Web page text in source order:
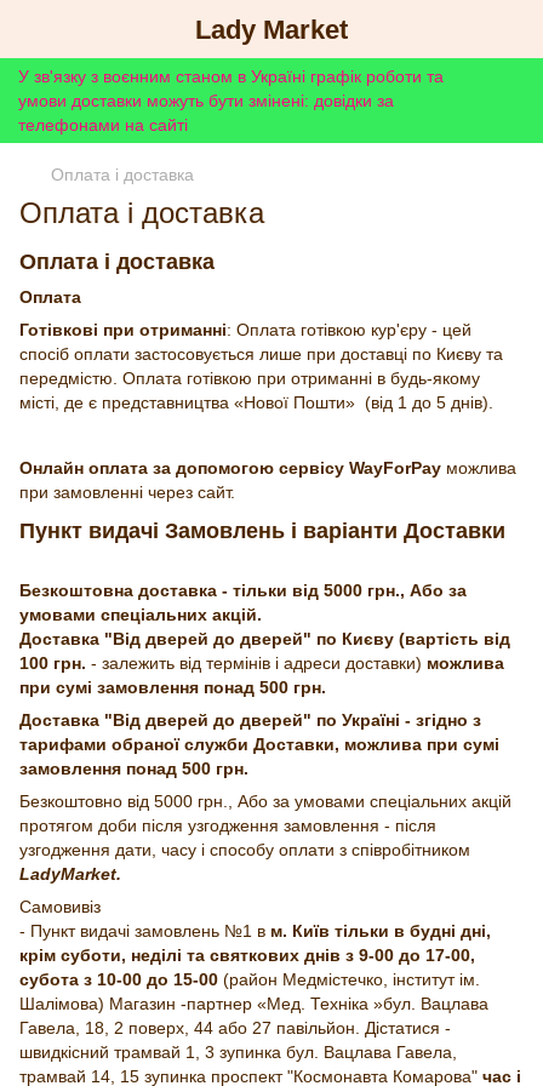
Lady Market
У зв'язку з воєнним станом в Україні графік роботи та
умови доставки можуть бути змінені: довідки за
телефонами на сайті
Оплата і доставка
Оплата і доставка
Оплата і доставка
Оплата
Готівкові при отриманні: Оплата готівкою кур'єру - цей
спосіб оплати застосовується лише при доставці по Києву та
передмістю. Оплата готівкою при отриманні в будь-якому
місті, де є представництва «Нової Пошти» (від 1 до 5 днів).
Онлайн оплата за допомогою сервісу WayForPay можлива
при замовленні через сайт.
Пункт видачі Замовлень і варіанти Доставки
Безкоштовна доставка - тільки від 5000 грн., Або за
умовами спеціальних акцій.
Доставка "Від дверей до дверей" по Києву (вартість від
100 грн. - залежить від термінів і адреси доставки) можлива
при сумі замовлення понад 500 грн.
Доставка "Від дверей до дверей" по Україні - згідно з
тарифами обраної служби Доставки, можлива при сумі
замовлення понад 500 грн.
Безкоштовно від 5000 грн., Або за умовами спеціальних акцій
протягом доби після узгодження замовлення - після
узгодження дати, часу і способу оплати з співробітником
LadyMarket.
Самовивіз
- Пункт видачі замовлень №1 в м. Київ тільки в будні дні,
крім суботи, неділі та святкових днів з 9-00 до 17-00,
субота з 10-00 до 15-00 (район Медмістечко, інститут ім.
Шалімова) Магазин -партнер «Мед. Техніка »бул. Вацлава
Гавела, 18, 2 поверх, 44 або 27 павільйон. Дістатися -
швидкісний трамвай 1, 3 зупинка бул. Вацлава Гавела,
трамвай 14, 15 зупинка проспект "Космонавта Комарова" час і